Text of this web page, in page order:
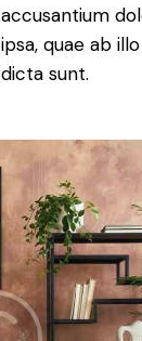
accusantium
ipsa, quae ab
dicta sunt.